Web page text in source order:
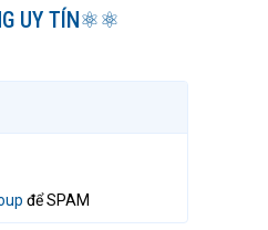
UY TÍN⚛️⚛️
để SPAM